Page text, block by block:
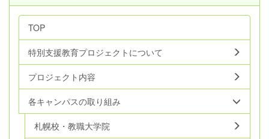
TOP
特別支援教育プロジェクトについて
プロジェクト内容
各キャンパスの取り組み
札幌校・教職大学院